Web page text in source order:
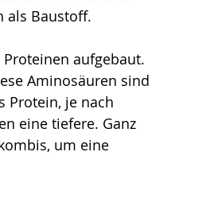
als Baustoff.
aufgebaut.
Aminosäuren sind
Protein, je nach
eine tiefere. Ganz
um eine